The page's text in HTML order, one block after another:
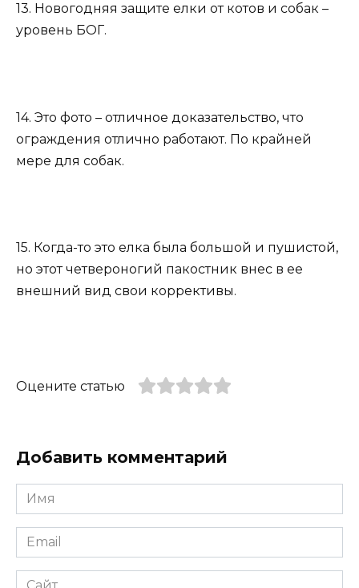
13. Новогодняя защите елки от котов и собак –
уровень БОГ.
14. Это фото – отличное доказательство, что
ограждения отлично работают. По крайней
мере для собак.
15. Когда-то это елка была большой и пушистой,
но этот четвероногий пакостник внес в ее
внешний вид свои коррективы.
Оцените статью
Добавить комментарий
Имя
*
Email
*
Сайт